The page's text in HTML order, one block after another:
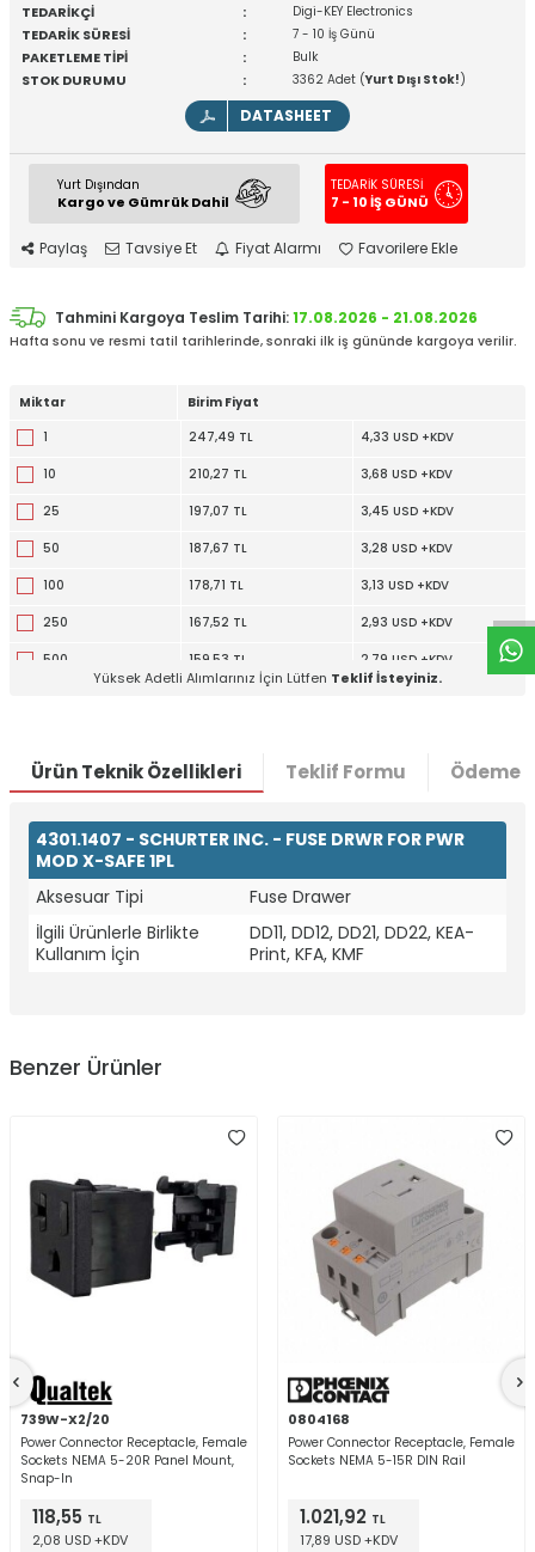
TEDARİKÇİ : Digi-KEY Electronics
TEDARİK SÜRESİ : 7 - 10 İş Günü
PAKETLEME TİPİ : Bulk
STOK DURUMU : 3362 Adet (Yurt Dışı Stok!)
DATASHEET
Yurt Dışından
Kargo ve Gümrük Dahil
TEDARİK SÜRESİ
7 - 10 İŞ GÜNÜ
Paylaş Tavsiye Et Fiyat Alarmı Favorilere Ekle
Tahmini Kargoya Teslim Tarihi:17.08.2026 - 21.08.2026
Hafta sonu ve resmi tatil tarihlerinde, sonraki ilk iş gününde kargoya verilir.
Miktar
Birim Fiyat
1
247,49 TL 4,33 USD +KDV
10 210,27 TL 3,68 USD +KDV
25 197,07 TL 3,45 USD +KDV
50 187,67 TL 3,28 USD +KDV
100 178,71 TL 3,13 USD +KDV
250 167,52 TL 2,93 USD +KDV
500 159,53 TL 2,79 USD +KDV
Yüksek Adetli Alımlarınız İçin Lütfen Teklif İsteyiniz.
Ürün Teknik Özellikleri Teklif Formu Ödeme
4301.1407 - SCHURTER INC. - FUSE DRWR FOR PWR
MOD X-SAFE 1PL
Aksesuar Tipi
Fuse Drawer
İlgili Ürünlerle Birlikte
Kullanım İçin
DD11, DD12, DD21, DD22, KEA-
Print, KFA, KMF
Benzer Ürünler
739W-X2/20
Power Connector Receptacle, Female
Sockets NEMA 5-20R Panel Mount,
Snap-In
118,55 TL
2,08 USD +KDV
0804168
Power Connector Receptacle, Female
Sockets NEMA 5-15R DIN Rail
1.021,92 TL
17,89 USD +KDV